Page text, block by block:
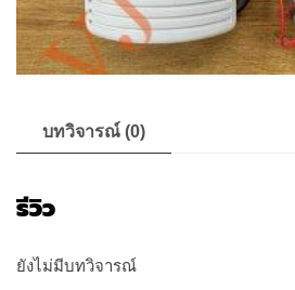
บทวิจารณ์ (0)
รีวิว
ยังไม่มีบทวิจารณ์